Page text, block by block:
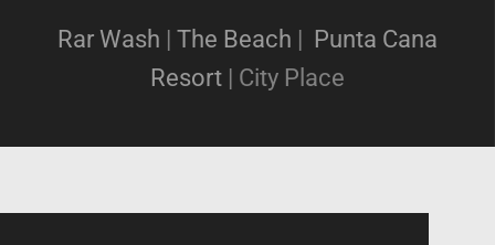
Rar Wash | The Beach | Punta Cana
Resort| City Place